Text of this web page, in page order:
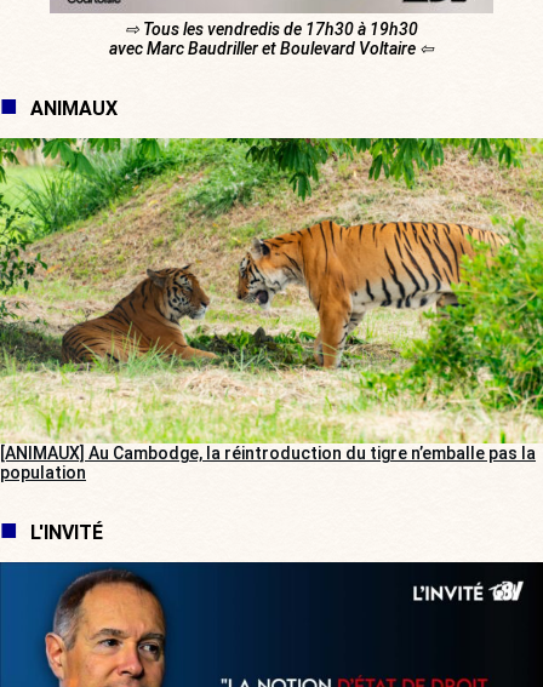
⇨ Tous les vendredis de 17h30 à 19h30
avec Marc Baudriller et Boulevard Voltaire ⇦
ANIMAUX
[ANIMAUX] Au Cambodge, la réintroduction du tigre n’emballe pas la
population
L'INVITÉ